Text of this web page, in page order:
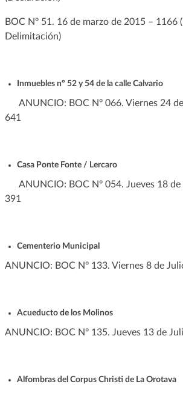
BOC Nº 51. 16 de marzo de 2015 – 1166
Delimitación)
Inmuebles nº 52 y 54 de la calle Calvario
ANUNCIO: BOC Nº 066. Viernes 24
641
Casa Ponte Fonte / Lercaro
ANUNCIO: BOC Nº 054. Jueves 18 de
391
Cementerio Municipal
ANUNCIO: BOC Nº 133. Viernes 8 de
Acueducto de los Molinos
ANUNCIO: BOC Nº 135. Jueves 13 de
Alfombras del Corpus Christi de La Orotava